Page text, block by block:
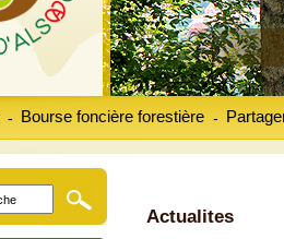
Bourse foncière forestière
- -
Actualites